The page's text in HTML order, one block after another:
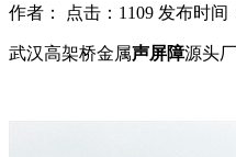
作者： 点击：1109 发布时间
武汉高架桥金属声屏障源头